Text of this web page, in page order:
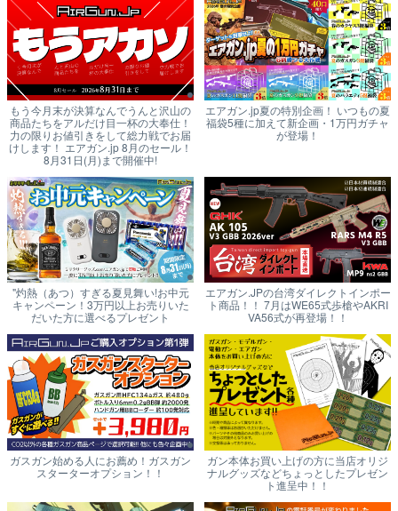
もう今月末が決算なんでうんと沢山の
商品たちをアルだけ目一杯の大奉仕！
力の限りお値引きをして総力戦でお届
けします！ エアガン.jp 8月のセール！
8月31日(月)まで開催中!
エアガン.jp夏の特別企画！ いつもの夏
福袋5種に加えて新企画・1万円ガチャ
が登場！
"灼熱（あつ）すぎる夏見舞い!お中元
キャンペーン！3万円以上お売りいた
だいた方に選べるプレゼント
エアガン.JPの台湾ダイレクトインポー
ト商品！！ 7月はWE65式歩槍やAKRI
VA56式が再登場！！
ガスガン始める人にお薦め！ガスガン
スターターオプション！！
ガン本体お買い上げの方に当店オリジ
ナルグッズなどちょっとしたプレゼン
ト進呈中！！